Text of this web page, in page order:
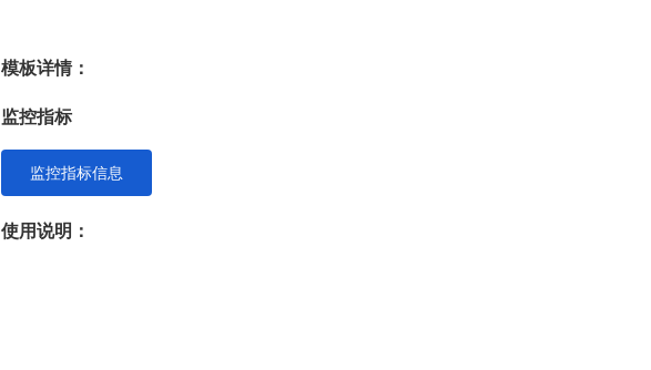
模板详情：
监控指标
监控指标信息
使用说明：